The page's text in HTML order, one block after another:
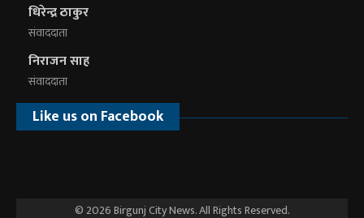
धिरेन्द्र ठाकुर
संवाददाता
निराजन साह
संवाददाता
Like us on Facebook
© 2026 Birgunj City News. All Rights Reserved.